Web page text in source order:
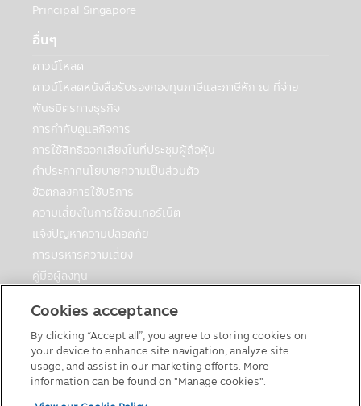
กับบุคคลภายนอก
เพื่อวัตถุประสงค์ทางธุรกิจของบริษัทฯหรือตาม
ที่กฎหมายกำหนดหรืออนุญาต:
บริษัทฯอาจเปิดเผยข้อมูลเกี่ยวกับท่านให้กับ
บุคคลอื่นเพื่อวัตถุประสงค์ทางธุรกิจของบริษัท
จัดการหรือตามที่กฎหมายกำหนดหรืออนุญาต
ซึ่งรวมถึง:
• กรณีจำเป็นต้องดำเนินการดังกล่าวเพื่อ
ปฏิบัติตามกฎหมาย กระบวนการทางกฎหมาย
หรือกฎข้อบังคับ เพื่อสนับสนุนการตรวจสอบ
การปฏิบัติตาม และหน้าที่การกำกับดูแลกิจการ
• หน่วยงานบังคับใช้กฎหมาย หน่วยงานที่
มีหน้าที่กำกับดูแล เจ้าหน้าที่ของรัฐ หรือบุคคล
ภายนอกอื่นๆ ที่มีความเกี่ยวข้องกับหมายเรียก
กฎหมายอื่นๆ ภายใต้กฎหมายหรือกฎข้อบังคับ
หรือกฎหมายและกฎข้อบังคับของเขตอำนาจ
ศาลอื่นที่ใช้บังคับกับบริษัทจัดการหรือบริษัทใน
กลุ่มของบริษัทจัดการ ในกรณีที่บริษัทฯต้องทำ
เช่นนั้นเพื่อให้สอดคล้องกับกฎหมายดังกล่าว
หรือในกรณีที่บริษัทฯเชื่อโดยดุลยพินิจว่าการ
เปิดเผยข้อมูลส่วนบุคคลมีความจำเป็นหรือ
Principal Singapore
อื่นๆ
ดาวน์โหลด
ดาวน์โหลดหนังสือรับรองกองทุนภาษีและภาษีหัก ณ ที่จ่าย
พันธมิตรทางธุรกิจ
การกำกับดูแลกิจการ
การใช้สิทธิออกเสียงในที่ประชุมผู้ถือหุ้น
คำประกาศนโยบายความเป็นส่วนตัว
ข้อตกลงการใช้บริการ
ความเสี่ยงในการใช้อินเทอร์เน็ต
แจ้งปัญหาความปลอดภัย
การบริหารความเสี่ยง
คู่มือผู้ลงทุน
คู่มือการลงทุนในกองทุนที่มีสิทธิประโยชน์ทางภาษี
แบบฟอร์มต่างๆ
นโยบายเกี่ยวกับคุกกี้
Cookies acceptance
By clicking “Accept all”, you agree to storing cookies on
your device to enhance site navigation, analyze site
usage, and assist in our marketing efforts. More
information can be found on "Manage cookies".